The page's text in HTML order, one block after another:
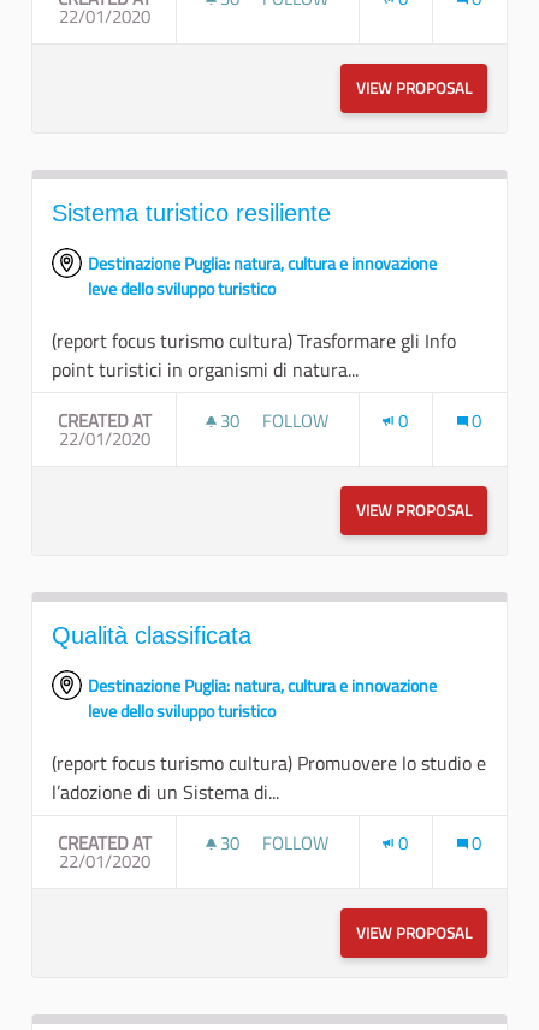
22/01/2020
VIEW PROPOSAL
Sistema turistico resiliente
Destinazione Puglia: natura, cultura e innovazione
leve dello sviluppo turistico
(report focus turismo cultura) Trasformare gli Info
point turistici in organismi di natura...
CREATED AT
22/01/2020
30 30 FOLLOWERS
FOLLOW 0 0
VIEW PROPOSALSISTEMA
Qualità classificata
Destinazione Puglia: natura, cultura e innovazione
leve dello sviluppo turistico
(report focus turismo cultura) Promuovere lo studio e
l’adozione di un Sistema di...
CREATED AT
22/01/2020
30 30 FOLLOWERS
FOLLOW 0 0
VIEW PROPOSALQUALITÀ